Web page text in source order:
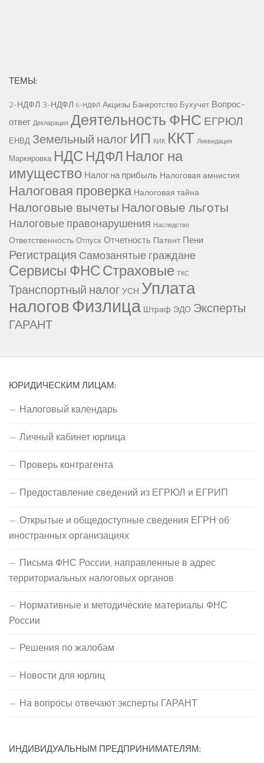
ТЕМЫ:
2-НДФЛ 3-НДФЛ 6-НДФЛ Акцизы Банкротство Бухучет Вопрос-
ответ Декларация Деятельность ФНС ЕГРЮЛ
ЕНВД Земельный налог ИП КИК ККТ Ликвидация
Маркировка НДС НДФЛ Налог на
имущество Налог на прибыль Налоговая амнистия
Налоговая проверка Налоговая тайна
Налоговые вычетыНалоговые льготы
Налоговые правонарушения Наследство
Ответственность Отпуск Отчетность Патент Пени
Регистрация Самозанятые граждане
Сервисы ФНССтраховые ТКС
Транспортный налогУСН Уплата
налоговФизлица Штраф ЭДО Эксперты
ГАРАНТ
ЮРИДИЧЕСКИМ ЛИЦАМ:
Налоговый календарь
Личный кабинет юрлица
Проверь контрагента
Предоставление сведений из ЕГРЮЛ и ЕГРИП
Открытые и общедоступные сведения ЕГРН об
иностранных организациях
Письма ФНС России, направленные в адрес
территориальных налоговых органов
Нормативные и методические материалы ФНС
России
Решения по жалобам
Новости для юрлиц
На вопросы отвечают эксперты ГАРАНТ
ИНДИВИДУАЛЬНЫМ ПРЕДПРИНИМАТЕЛЯМ: